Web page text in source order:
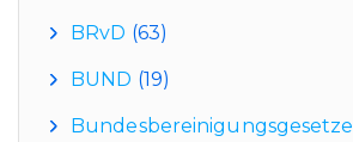
BRvD (63)
BUND (19)
Bundesbereinigungsgesetze